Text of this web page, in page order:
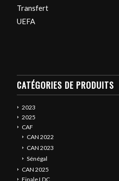
Transfert
UEFA
CATÉGORIES DE PRODUITS
2023
2025
CAF
CAN 2022
CAN 2023
Sénégal
CAN 2025
Finale LDC